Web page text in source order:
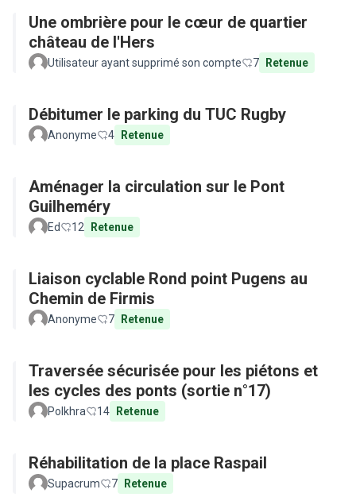
Une ombrière pour le cœur de quartier
château de l'Hers
Utilisateur ayant supprimé son compte 7 Retenue
Débitumer le parking du TUC Rugby
Anonyme 4 Retenue
Aménager la circulation sur le Pont
Guilheméry
Ed 12 Retenue
Liaison cyclable Rond point Pugens au
Chemin de Firmis
Anonyme 7 Retenue
Traversée sécurisée pour les piétons et
les cycles des ponts (sortie n°17)
Polkhra 14 Retenue
Réhabilitation de la place Raspail
Supacrum 7 Retenue